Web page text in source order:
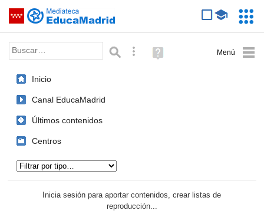
Saltar navegación
Palabra o frase: Búsqueda avanzada
Ayuda
(en
Inicio
Canal EducaMadrid
Últimos contenidos
Centros
Inicia sesión para aportar contenidos, crear listas de
reproducción...